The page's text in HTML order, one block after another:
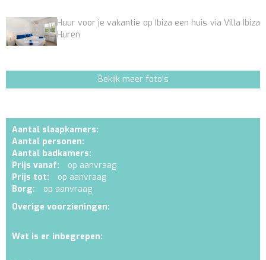
Huur voor je vakantie op Ibiza een huis via Villa Ibiza
Huren
Bekijk meer foto's
Aantal slaapkamers:
Aantal personen:
Aantal badkamers:
Prijs vanaf:
op aanvraag
Prijs tot:
op aanvraag
Borg:
op aanvraag
Overige voorzieningen:
Wat is er inbegrepen: